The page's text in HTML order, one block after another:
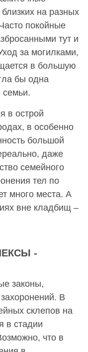
на разных
покойные
тут и
за могилками,
в большую
бы одна
семьи.
в острой
в особенно
большой
даже
семейного
тел по
много места. А
вне кладбищ –
-
законы,
В
склепов на
в стадии
что в